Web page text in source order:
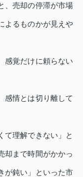
、売却の停滞が市場
よるものかが見えや
感覚だけに頼らない
感情とは切り離して
て理解できない」と
却まで時間がかかっ
が鈍い」といった市